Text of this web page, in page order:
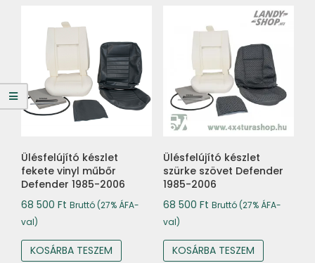
Ülésfelújító készlet
fekete vinyl műbőr
Defender 1985-2006
68 500 Ft Bruttó (27% ÁFA-
val)
KOSÁRBA TESZEM
Ülésfelújító készlet
szürke szövet Defender
1985-2006
68 500 Ft Bruttó (27% ÁFA-
val)
KOSÁRBA TESZEM